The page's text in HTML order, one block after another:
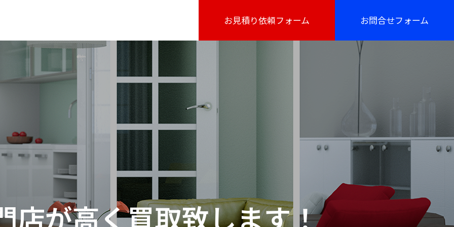
お見積り依頼フォーム お問合せフォーム
店が高く買取致します！